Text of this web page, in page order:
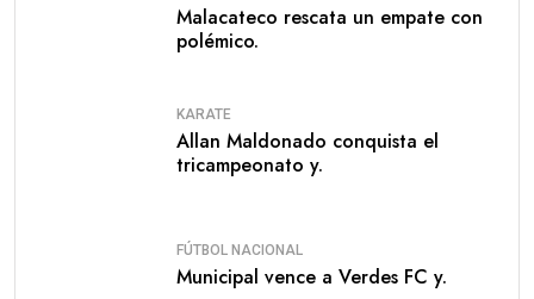
Malacateco rescata un empate con
polémico.
KARATE
Allan Maldonado conquista el
tricampeonato y.
FÚTBOL NACIONAL
Municipal vence a Verdes FC y.